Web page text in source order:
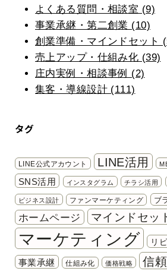
よくある質問・相談室 (9)
事業承継・第二創業 (10)
創業準備・マインドセット
売上アップ・仕組み化 (39)
庄内実例・相談事例 (2)
集客・導線設計 (111)
タグ
LINE公式アカウント LINE活用
SNS活用 インスタグラム チラシ活用
ビジネス設計 ファンマーケティング ブ
ホームページ マインドセッ
マーケティング リ
事業承継 仕組み化 価格戦略 信